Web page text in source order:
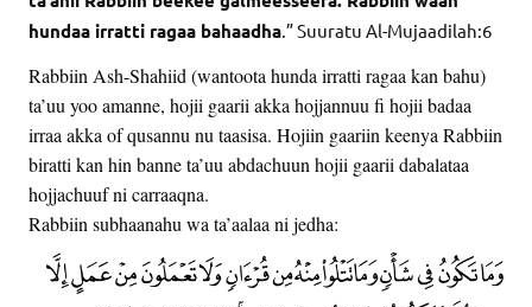
hundaa irratti ragaa bahaadha.” Suuratu Al-Mujaadilah:6
Rabbiin Ash-Shahiid (wantoota hunda irratti ragaa kan bahu)
ta’uu yoo amanne, hojii gaarii akka hojjannuu fi hojii badaa
irraa akka of qusannu nu taasisa. Hojiin gaariin keenya Rabbiin
biratti kan hin banne ta’uu abdachuun hojii gaarii dabalataa
hojjachuuf ni carraaqna.
Rabbiin subhaanahu wa ta’aalaa ni jedha: